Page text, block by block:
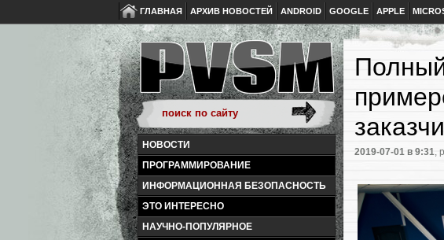
ГЛАВНАЯ АРХИВ НОВОСТЕЙ ANDROID GOOGLE APPLE
НОВОСТИ
ПРОГРАММИРОВАНИЕ
ИНФОРМАЦИОННАЯ БЕЗОПАСНОСТЬ
ЭТО ИНТЕРЕСНО
НАУЧНО-ПОПУЛЯРНОЕ
2019-07-01 в 9:31,